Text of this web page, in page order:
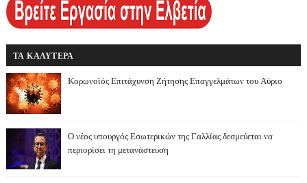
ΤΑ ΚΑΛΥΤΕΡΑ
Κορωνοϊός Επιτάχυνση Ζήτησης Επαγγελμάτων του Αύριο
Ο νέος υπουργός Εσωτερικών της Γαλλίας δεσμεύεται να
περιορίσει τη μετανάστευση